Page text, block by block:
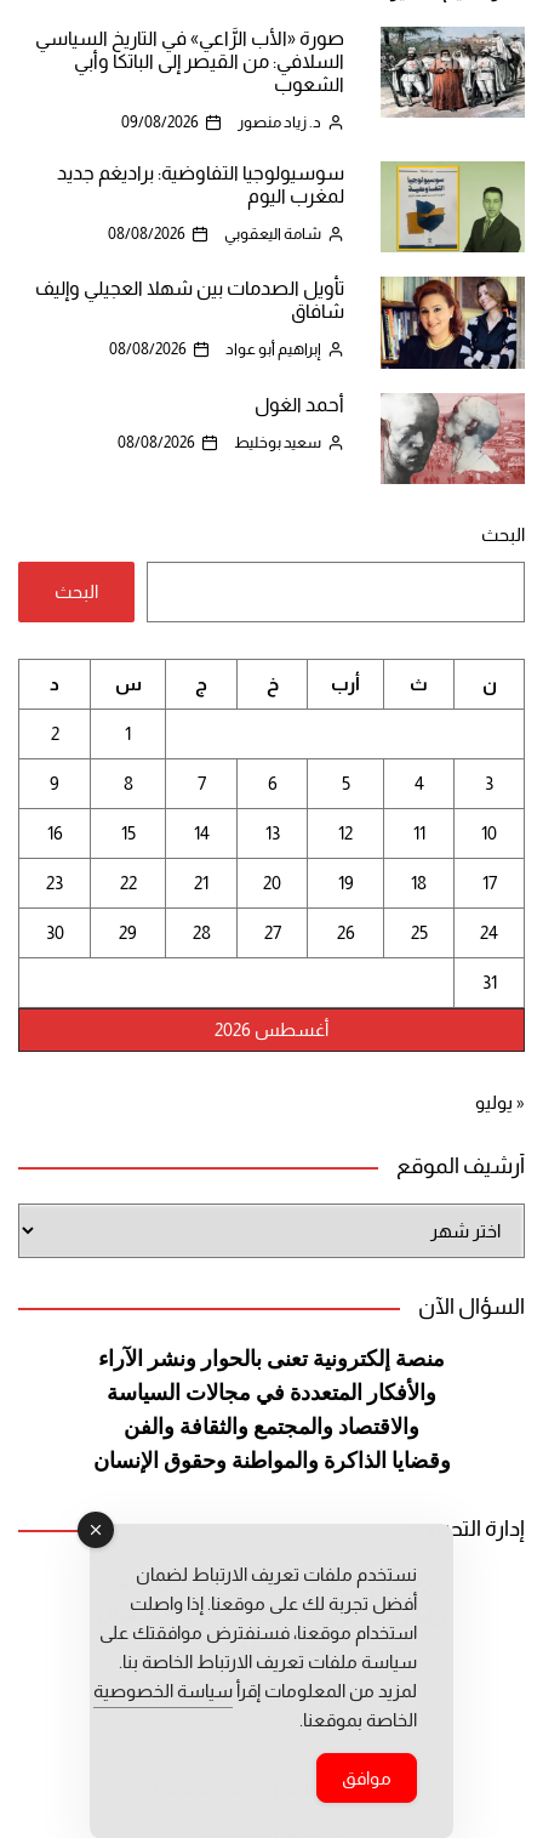
صورة «الأب الرَّاعي» في التاريخ السياسي
السلافي: من القيصر إلى الباتكا وأبي
الشعوب
د. زياد منصور 09/08/2026
سوسيولوجيا التفاوضية: براديغم جديد
لمغرب اليوم
شامة اليعقوبي 08/08/2026
تأويل الصدمات بين شهلا العجيلي وإليف
شافاق
إبراهيم أبو عواد 08/08/2026
أحمد الغول
سعيد بوخليط 08/08/2026
البحث
البحث
أغسطس 2026
ن ث أرب خ ج س د
1
2
3
4
5
6
7
8
9
10
11
12
13
14
15
16
17
18
19
20
21
22
23
24
25
26
27
28
29
30
31
« يوليو
أرشيف الموقع
الموقع
السؤال الآن
منصة إلكترونية تعنى بالحوار ونشر الآراء
والأفكار المتعددة في مجالات السياسة
والاقتصاد والمجتمع والثقافة والفن
وقضايا الذاكرة والمواطنة وحقوق الإنسان
إدارة التحرير
رئيس التحرير: عبد الرحيم التوراني
رئيس التحرير المساعد: المعطي قبال
مديرة التحرير: فاطمة حوحو
جميع حقوق النشر محفوظة © 2026
نستخدم ملفات تعريف الارتباط لضمان
أفضل تجربة لك على موقعنا. إذا واصلت
استخدام موقعنا، فسنفترض موافقتك على
سياسة ملفات تعريف الارتباط الخاصة بنا.
لمزيد من المعلومات إقرأ سياسة الخصوصية
الخاصة بموقعنا.
موافق